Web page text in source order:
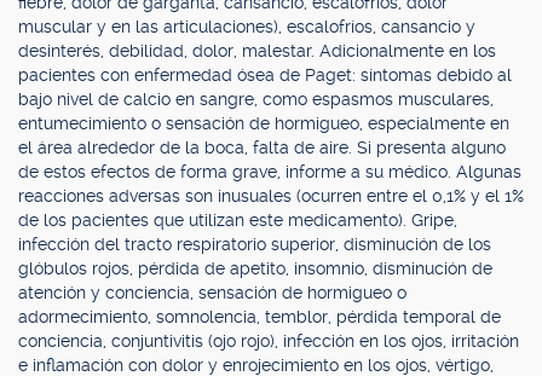
muscular y en las articulaciones), escalofríos, cansancio y
desinterés, debilidad, dolor, malestar. Adicionalmente en los
pacientes con enfermedad ósea de Paget: síntomas debido al
bajo nivel de calcio en sangre, como espasmos musculares,
entumecimiento o sensación de hormigueo, especialmente en
el área alrededor de la boca, falta de aire. Si presenta alguno
de estos efectos de forma grave, informe a su médico. Algunas
reacciones adversas son inusuales (ocurren entre el 0,1% y el 1%
de los pacientes que utilizan este medicamento). Gripe,
infección del tracto respiratorio superior, disminución de los
glóbulos rojos, pérdida de apetito, insomnio, disminución de
atención y conciencia, sensación de hormigueo o
adormecimiento, somnolencia, temblor, pérdida temporal de
conciencia, conjuntivitis (ojo rojo), infección en los ojos, irritación
e inflamación con dolor y enrojecimiento en los ojos, vértigo,